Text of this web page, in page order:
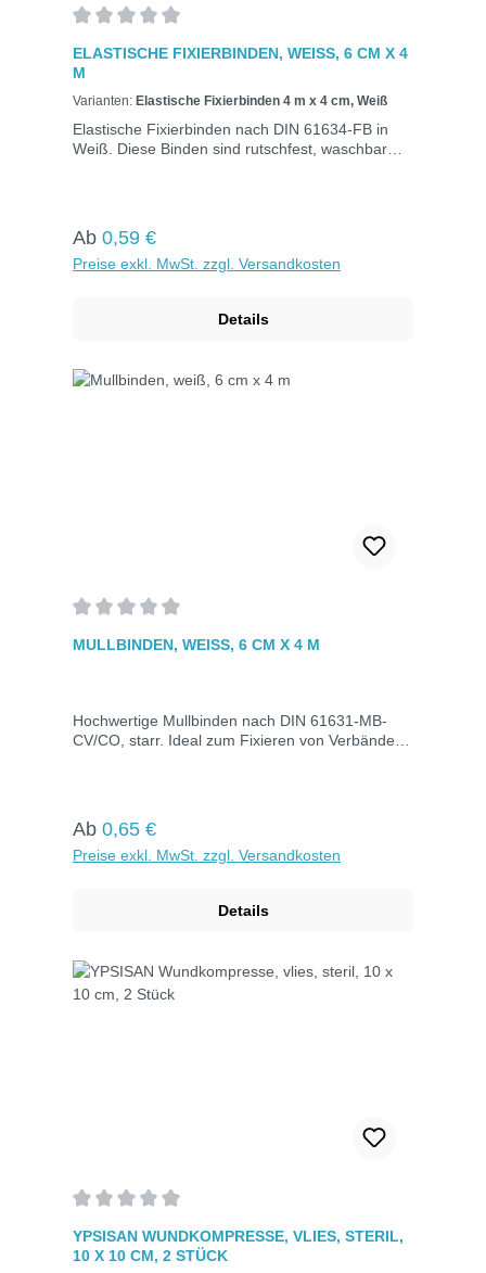
ELASTISCHE FIXIERBINDEN, WEISS, 6 CM X 4 M
Varianten: Elastische Fixierbinden 4 m x 4 cm, Weiß
Elastische Fixierbinden nach DIN 61634-FB in
Weiß. Diese Binden sind rutschfest, waschbar
Band.DIN 61634-FBGröße: 6 cm x 4 mFarbe:
Weiß
Regulärer Preis:
Ab 0,59 €
Preise exkl. MwSt. zzgl. Versandkosten
Details
MULLBINDEN, WEISS, 6 CM X 4 M
Hochwertige Mullbinden nach DIN 61631-MB-
CV/CO, starr. Ideal zum Fixieren von Verbänden
Regulärer Preis:
Ab 0,65 €
Preise exkl. MwSt. zzgl. Versandkosten
Details
YPSISAN WUNDKOMPRESSE, VLIES, STERIL,
10 X 10 CM, 2 STÜCK